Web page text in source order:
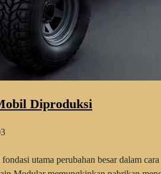
Diproduksi
utama perubahan besar dalam